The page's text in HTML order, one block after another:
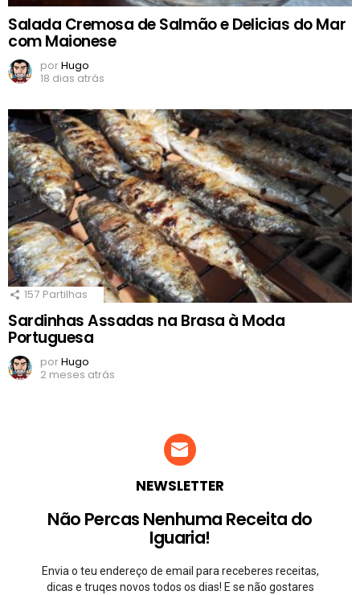
Salada Cremosa de Salmão e Delicias do Mar
com Maionese
porHugo
18 dias atrás
157 Partilhas
Sardinhas Assadas na Brasa à Moda
Portuguesa
porHugo
2 meses atrás
NEWSLETTER
Não Percas Nenhuma Receita do
Iguaria!
Envia o teu endereço de email para receberes receitas,
dicas e truqes novos todos os dias! E se não gostares